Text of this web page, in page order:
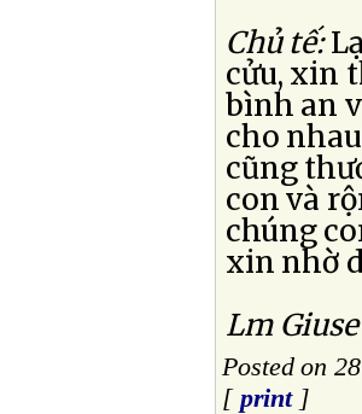
Chủ tế:
cửu, xin
bình an
cho
cũng
con và
chúng
xin nhờ
Lm
Posted on
[ print]